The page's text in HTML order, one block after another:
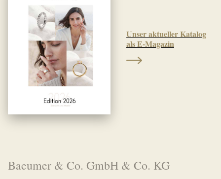
Unser aktueller Katalog
als E-Magazin
Baeumer & Co. GmbH & Co. KG